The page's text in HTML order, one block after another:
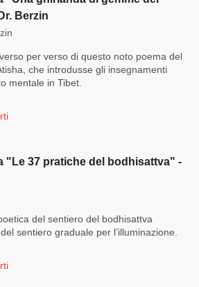
Berzin
per verso di questo noto poema del
che introdusse gli insegnamenti
mentale in Tibet.
"Le 37 pratiche del bodhisattva" -
del sentiero del bodhisattva
sentiero graduale per l’illuminazione.